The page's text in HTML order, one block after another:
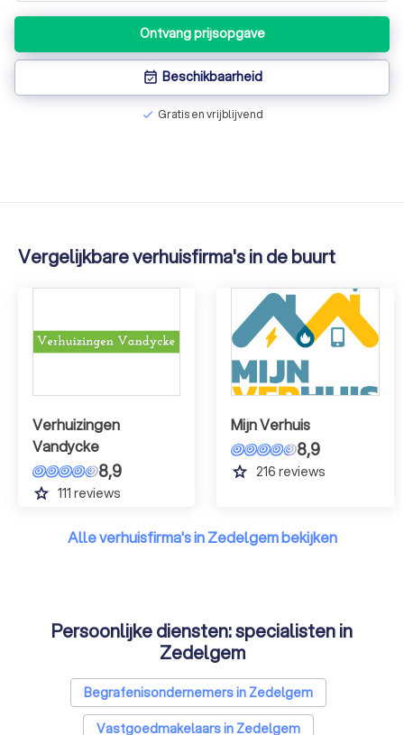
Ontvang prijsopgave
event_available Beschikbaarheid
check Gratis en vrijblijvend
Vergelijkbare verhuisfirma's in de buurt
Verhuizingen
Vandycke
8,9
grade 111 reviews
Mijn Verhuis
8,9
grade 216 reviews
Alle verhuisfirma's in Zedelgem bekijken
Persoonlijke diensten: specialisten in
Zedelgem
Begrafenisondernemers in Zedelgem
Vastgoedmakelaars in Zedelgem